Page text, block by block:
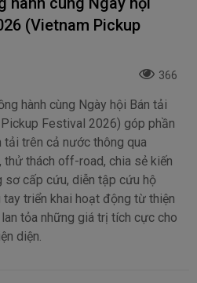
(Vietnam Pickup
366
hành cùng Ngày hội Bán tải
Festival 2026) góp phần
trên cả nước thông qua
thách off-road, chia sẻ kiến
sơ cấp cứu, diễn tập cứu hộ
triển khai hoạt động từ thiện
tỏa những giá trị tích cực cho
diện.